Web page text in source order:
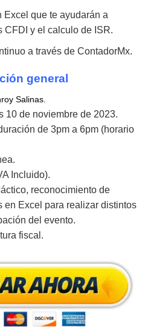
Excel que te ayudarán a
CFDI y el calculo de ISR.
a través de ContadorMx.
general
Salinas.
10 de noviembre de 2023.
de 3pm a 6pm (horario
Incluido).
reconocimiento de
en Excel para realizar distintos
del evento.
fiscal.